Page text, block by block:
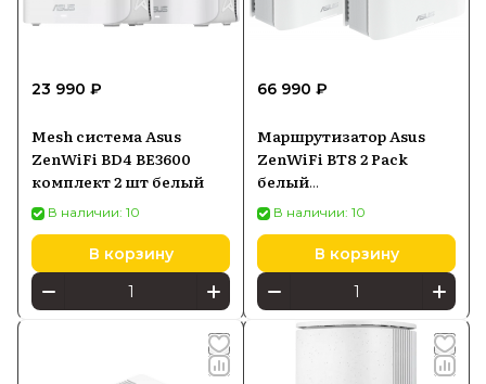
23 990 ₽
Mesh система Asus
ZenWiFi BD4 BE3600
комплект 2 шт белый
В наличии: 10
В корзину
66 990 ₽
Маршрутизатор Asus
ZenWiFi BT8 2 Pack
белый
(90IG0930MO3B20)
В наличии: 10
В корзину